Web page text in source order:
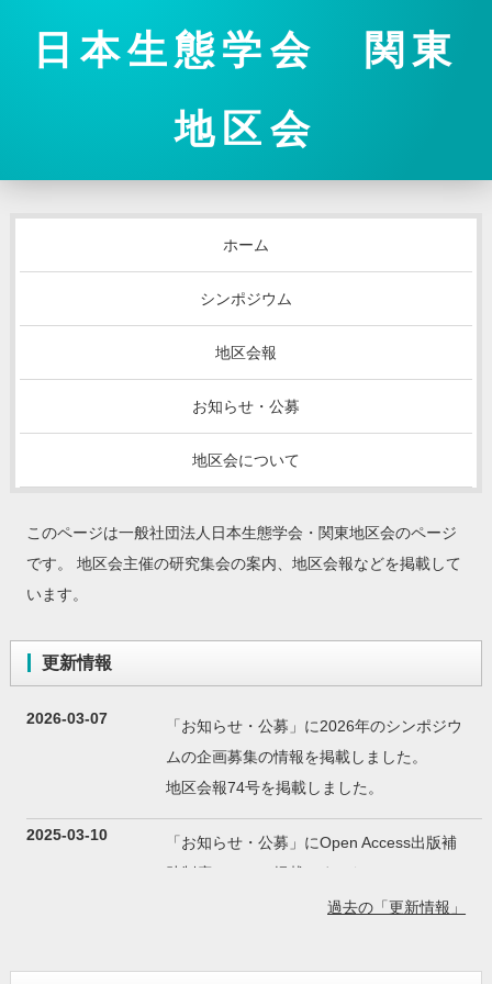
日本生態学会 関東
地区会
ホーム
シンポジウム
地区会報
お知らせ・公募
地区会について
このページは一般社団法人日本生態学会・関東地区会のページ
です。 地区会主催の研究集会の案内、地区会報などを掲載して
います。
更新情報
2026-03-07
「お知らせ・公募」に2026年のシンポジウ
ムの企画募集の情報を掲載しました。
地区会報74号を掲載しました。
2025-03-10
「お知らせ・公募」にOpen Access出版補
助制度について掲載しました。
過去の「更新情報」